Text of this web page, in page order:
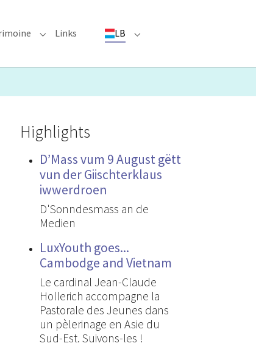
for "Evenementer"
Submenu for "Patrimoine"
Links LB Submenu for "LB"
Highlights
D’Mass vum 9 August gëtt
vun der Giischterklaus
iwwerdroen
D'Sonndesmass an de
Medien
LuxYouth goes...
Cambodge and Vietnam
Le cardinal Jean-Claude
Hollerich accompagne la
Pastorale des Jeunes dans
un pèlerinage en Asie du
Sud-Est. Suivons-les !